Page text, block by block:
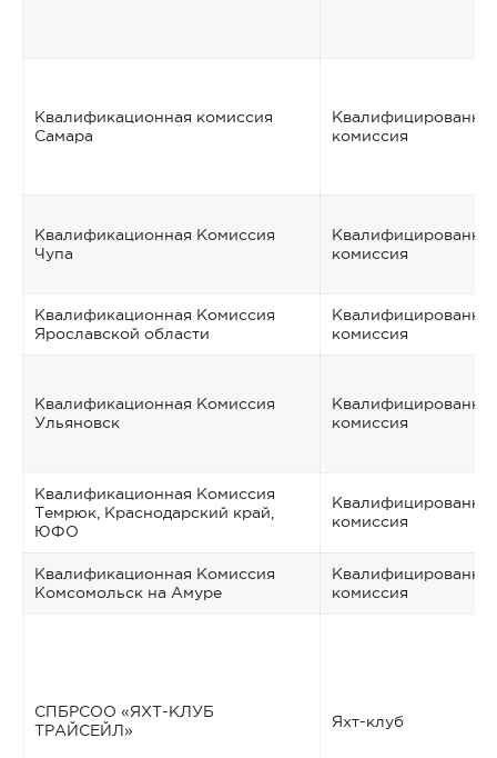
Квалификационная комиссия
Самара
комиссия
Квалификационная Комиссия
Чупа
комиссия
Квалификационная Комиссия
Ярославской области
комиссия
Квалификационная Комиссия
Ульяновск
комиссия
Квалификационная Комиссия
Темрюк, Краснодарский край,
ЮФО
комиссия
Квалификационная Комиссия
Комсомольск на Амуре
комиссия
СПБРСОО «ЯХТ-КЛУБ
ТРАЙСЕЙЛ»
Яхт-клуб